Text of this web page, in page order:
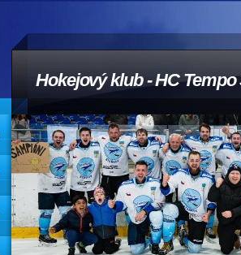
Hokejový klub - HC